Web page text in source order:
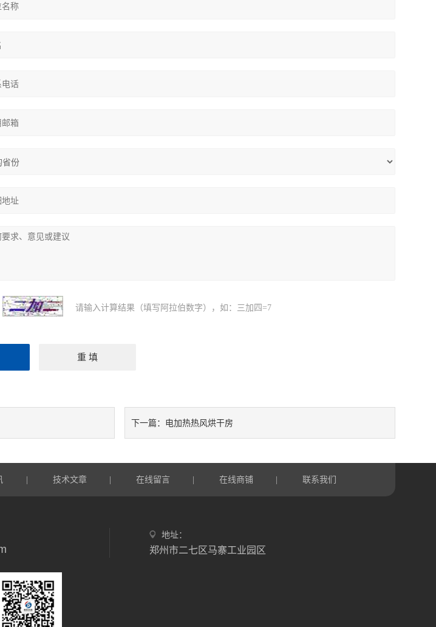
请输入计算结果（填写阿拉伯数字），如：三加四=7
下一篇： 电加热热风烘干房
技术文章 在线留言 在线商铺 联系我们
地址：
郑州市二七区马寨工业园区